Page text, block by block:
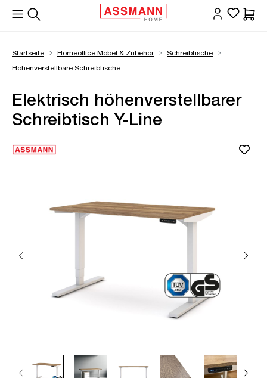
springen
Startseite Homeoffice Möbel & Zubehör
Schreibtische
Höhenverstellbare Schreibtische
Elektrisch höhenverstellbarer
Schreibtisch Y-Line